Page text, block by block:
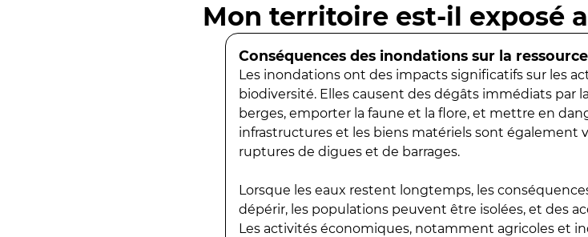
Mon territoire est-il exposé
Conséquences des inondations sur la
Les inondations ont des impacts significatifs sur les
biodiversité. Elles causent des dégâts immédiats par
berges, emporter la faune et la flore, et mettre en
infrastructures et les biens matériels sont également
ruptures de digues et de barrages.
Lorsque les eaux restent longtemps, les
dépérir, les populations peuvent être isolées, et des
Les activités économiques, notamment agricoles et